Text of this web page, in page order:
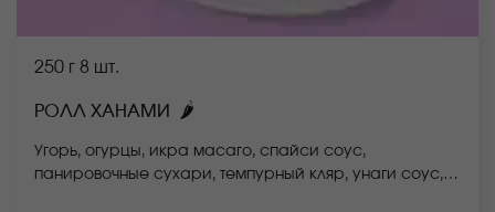
250 г 8 шт.
РОЛЛ ХАНАМИ 🌶
Угорь, огурцы, икра масаго, спайси соус,
панировочные сухари, темпурный кляр, унаги соус,